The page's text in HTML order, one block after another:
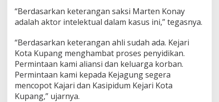
“Berdasarkan keterangan saksi Marten Konay
adalah aktor intelektual dalam kasus ini,” tegasnya.
“Berdasarkan keterangan ahli sudah ada. Kejari
Kota Kupang menghambat proses penyidikan.
Permintaan kami aliansi dan keluarga korban.
Permintaan kami kepada Kejagung segera
mencopot Kajari dan Kasipidum Kejari Kota
Kupang,” ujarnya.